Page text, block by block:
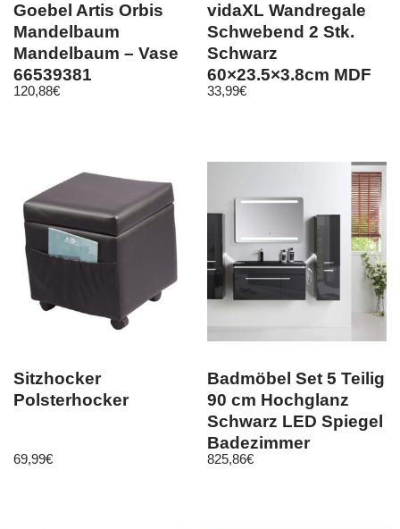
Goebel Artis Orbis
Mandelbaum
Mandelbaum – Vase
66539381
120,88€
vidaXL Wandregale
Schwebend 2 Stk.
Schwarz
60×23,5×3,8cm MDF
33,99€
Sitzhocker
Polsterhocker
69,99€
Badmöbel Set 5 Teilig
90 cm Hochglanz
Schwarz LED Spiegel
Badezimmer
Granitbecken
825,86€